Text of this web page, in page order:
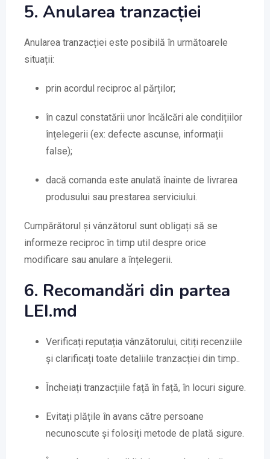
5. Anularea tranzacției
Anularea tranzacției este posibilă în următoarele
situații:
prin acordul reciproc al părților;
în cazul constatării unor încălcări ale condițiilor
înțelegerii (ex: defecte ascunse, informații
false);
dacă comanda este anulată înainte de livrarea
produsului sau prestarea serviciului.
Cumpărătorul și vânzătorul sunt obligați să se
informeze reciproc în timp util despre orice
modificare sau anulare a înțelegerii.
6. Recomandări din partea
LEI.md
Verificați reputația vânzătorului, citiți recenziile
și clarificați toate detaliile tranzacției din timp..
Încheiați tranzacțiile față în față, în locuri sigure.
Evitați plățile în avans către persoane
necunoscute și folosiți metode de plată sigure.